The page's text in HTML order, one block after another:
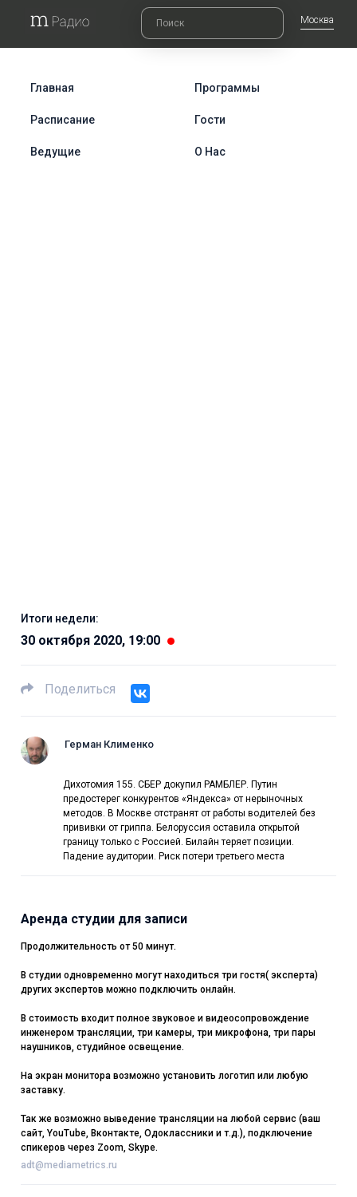
Москва
Главная Программы
Расписание Гости
Ведущие О Нас
Итоги недели:
30 октября 2020, 19:00
Поделиться
Герман Клименко
Дихотомия 155. СБЕР докупил РАМБЛЕР. Путин
предостерег конкурентов «Яндекса» от нерыночных
методов. В Москве отстранят от работы водителей без
прививки от гриппа. Белоруссия оставила открытой
границу только с Россией. Билайн теряет позиции.
Падение аудитории. Риск потери третьего места
Аренда студии для записи
Продолжительность от 50 минут.
В студии одновременно могут находиться три гостя( эксперта)
других экспертов можно подключить онлайн.
В стоимость входит полное звуковое и видеосопровождение
инженером трансляции, три камеры, три микрофона, три пары
наушников, студийное освещение.
На экран монитора возможно установить логотип или любую
заставку.
Так же возможно выведение трансляции на любой сервис (ваш
сайт, YouTube, Вконтакте, Одоклассники и т.д.), подключение
спикеров через Zoom, Skype.
adt@mediametrics.ru